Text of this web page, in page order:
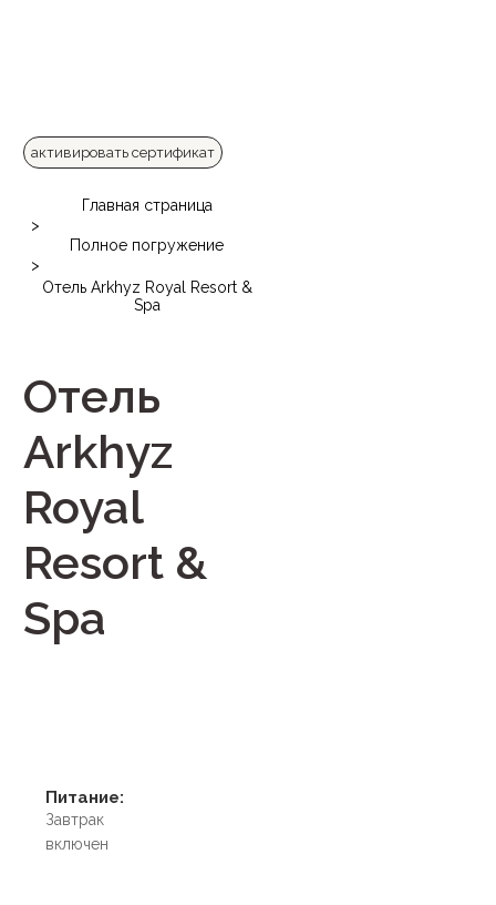
активировать сертификат
Главная страница
>
Полное погружение
>
Отель Arkhyz Royal Resort &
Spa
Отель
Arkhyz
Royal
Resort &
Spa
Питание:
Завтрак
включен